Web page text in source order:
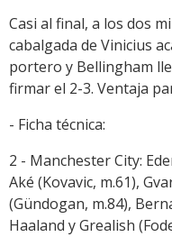
Casi al final, a los dos
cabalgada de Vinicius
portero y Bellingham
firmar el 2-3. Ventaja
- Ficha técnica:
2 - Manchester City:
Aké (Kovavic, m.61),
(Gündogan, m.84),
Haaland y Grealish